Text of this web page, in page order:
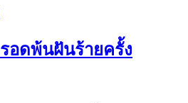
อดพ้นฝันร้ายครั้ง